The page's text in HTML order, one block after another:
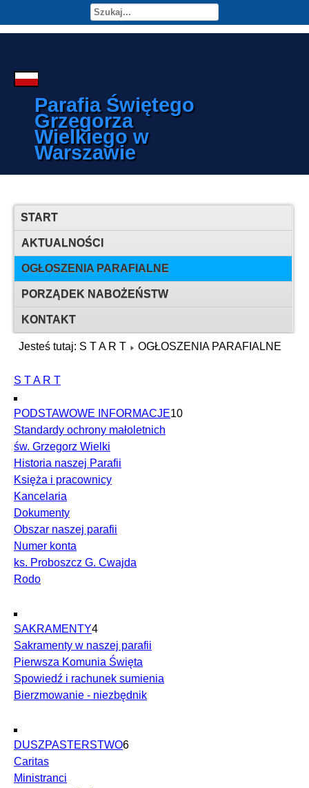
Parafia Świętego
Grzegorza
Wielkiego w
Warszawie
START
AKTUALNOŚCI
OGŁOSZENIA PARAFIALNE
PORZĄDEK NABOŻEŃSTW
KONTAKT
Jesteś tutaj: S T A R T OGŁOSZENIA PARAFIALNE
S T A R T
PODSTAWOWE INFORMACJE10
Standardy ochrony małoletnich
św. Grzegorz Wielki
Historia naszej Parafii
Księża i pracownicy
Kancelaria
Dokumenty
Obszar naszej parafii
Numer konta
ks. Proboszcz G. Cwajda
Rodo
SAKRAMENTY4
Sakramenty w naszej parafii
Pierwsza Komunia Święta
Spowiedź i rachunek sumienia
Bierzmowanie - niezbędnik
DUSZPASTERSTWO6
Caritas
Ministranci